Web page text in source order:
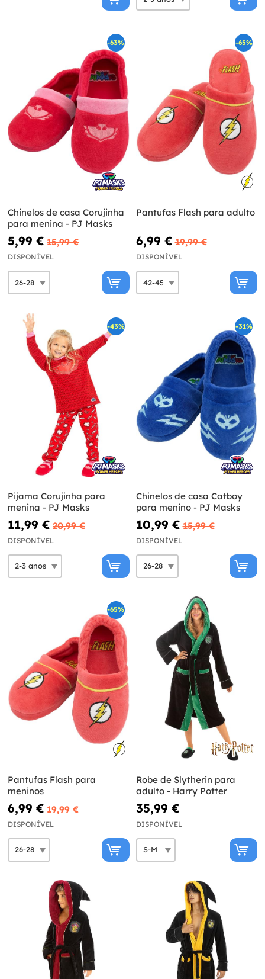
-63%
Chinelos de casa Corujinha
para menina - PJ Masks
5,99 € 15,99 €
DISPONÍVEL
-65%
Pantufas Flash para adulto
6,99 € 19,99 €
DISPONÍVEL
-43%
Pijama Corujinha para
menina - PJ Masks
11,99 € 20,99 €
DISPONÍVEL
-31%
Chinelos de casa Catboy
para menino - PJ Masks
10,99 € 15,99 €
DISPONÍVEL
-65%
Pantufas Flash para
meninos
6,99 € 19,99 €
DISPONÍVEL
Robe de Slytherin para
adulto - Harry Potter
35,99 €
DISPONÍVEL